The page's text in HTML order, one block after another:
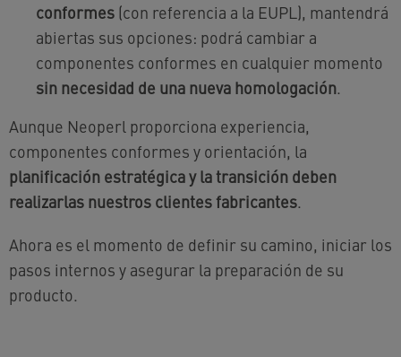
conformes (con referencia a la EUPL), mantendrá
abiertas sus opciones: podrá cambiar a
componentes conformes en cualquier momento
sin necesidad de una nueva homologación.
Aunque Neoperl proporciona experiencia,
componentes conformes y orientación, la
planificación estratégica y la transición deben
realizarlas nuestros clientes fabricantes.
Ahora es el momento de definir su camino, iniciar los
pasos internos y asegurar la preparación de su
producto.